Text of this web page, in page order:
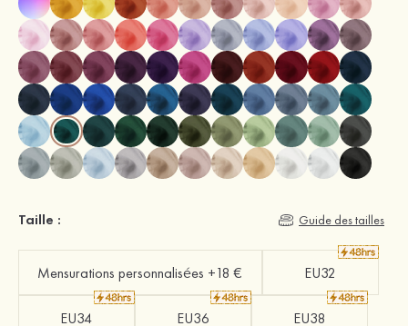
Taille : Guide des tailles
Mensurations personnalisées +18 € EU32
EU34 EU36 EU38